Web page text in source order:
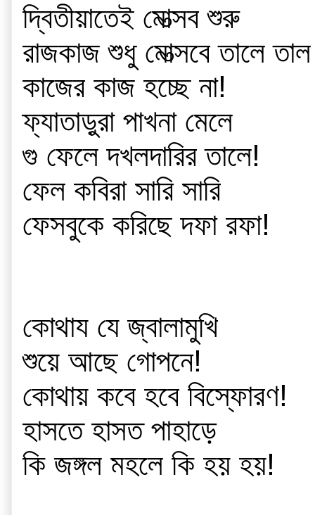
দ্বিতীয়াতেই মোত্সব শুরু
রাজকাজ শুধু মোত্সবে তালে তাল
কাজের কাজ হচ্ছে না!
ফ্যাতাড়ুরা পাখনা মেলে
গু ফেলে দখলদারির তালে!
ফেল কবিরা সারি সারি
ফেসবুকে করিছে দফা রফা!
কোথায যে জ্বালামুখি
শুয়ে আছে গোপনে!
কোথায় কবে হবে বিস্ফোরণ!
হাসতে হাসত পাহাড়ে
কি জঙ্গল মহলে কি হয় হয়!